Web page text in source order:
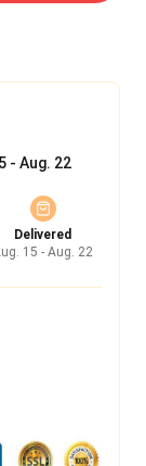
- Aug. 22
Delivered
15 - Aug. 22